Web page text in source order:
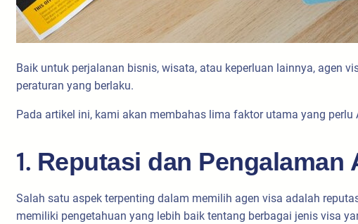
Baik untuk perjalanan bisnis, wisata, atau keperluan lainnya, agen
peraturan yang berlaku.
Pada artikel ini, kami akan membahas lima faktor utama yang
1. Reputasi dan Pengalaman
Salah satu aspek terpenting dalam memilih agen visa adalah
memiliki pengetahuan yang lebih baik tentang berbagai jenis visa